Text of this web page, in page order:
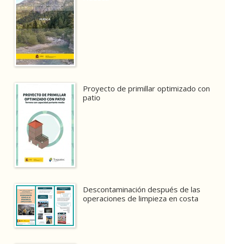
Proyecto de primillar optimizado con
patio
Descontaminación después de las
operaciones de limpieza en costa